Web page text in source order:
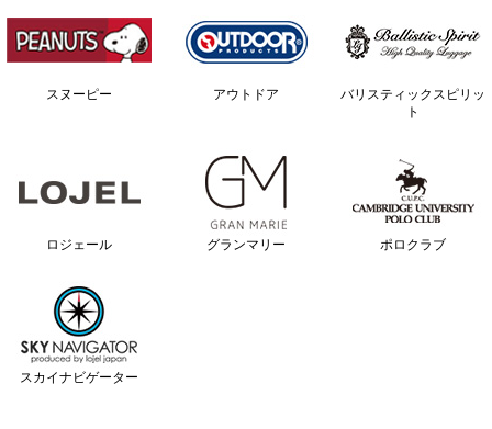
スヌーピー アウトドア
バリスティックスピリッ
ト
ロジェール グランマリー ポロクラブ
スカイナビゲーター